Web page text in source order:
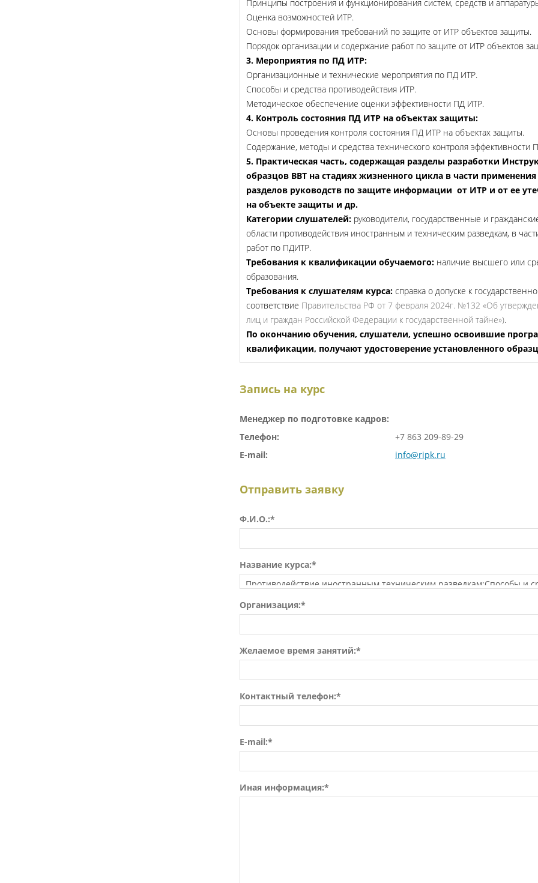
Принципы построения и функционирования систем, средств и
Оценка возможностей ИТР.
Основы формирования требований по защите от ИТР объектов защиты.
Порядок организации и содержание работ по защите от ИТР объектов
3. Мероприятия по ПД ИТР:
Организационные и технические мероприятия по ПД ИТР.
Способы и средства противодействия ИТР.
Методическое обеспечение оценки эффективности ПД ИТР.
4. Контроль состояния ПД ИТР на объектах защиты:
Основы проведения контроля состояния ПД ИТР на объектах защиты.
Содержание, методы и средства технического контроля эффективности
5. Практическая часть, содержащая разделы разработки
образцов ВВТ на стадиях жизненного цикла в части
разделов руководств по защите информации от ИТР и от ее
на объекте защиты и др.
Категории слушателей: руководители, государственные и
области противодействия иностранным и техническим разведкам, в
работ по ПДИТР.
Требования к квалификации обучаемого: наличие высшего или
образования.
Требования к слушателям курса: справка о допуске к
соответствие Правительства РФ от 7 февраля 2024г. №132 «Об
лиц и граждан Российской Федерации к государственной тайне»).
По окончанию обучения, слушатели, успешно освоившие
квалификации, получают удостоверение установленного
Запись на курс
Менеджер по подготовке кадров:
Телефон:
+7 863 209-89-29
E-mail:
info@ripk.ru
Отправить заявку
Ф.И.О.:*
Название курса:*
Организация:*
Желаемое время занятий:*
Контактный телефон:*
E-mail:*
Иная информация:*